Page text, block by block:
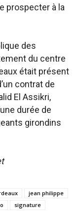
prospecter à la
des
du centre
était présent
contrat de
El Assikri,
durée de
girondins
jean philippe
signature